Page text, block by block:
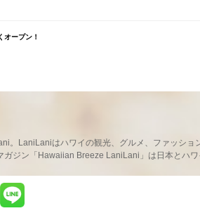
オープン！
。LaniLaniはハワイの観光、グルメ、ファッシ
ジン「Hawaiian Breeze LaniLani」は日本とハ
LaniLaniのLINEを見る